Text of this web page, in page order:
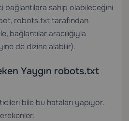
bağlantılara sahip olabileceğini
robots.txt tarafından
bağlantılar aracılığıyla
de dizine alabilir).
Yaygın robots.txt
bile bu hataları yapıyor.